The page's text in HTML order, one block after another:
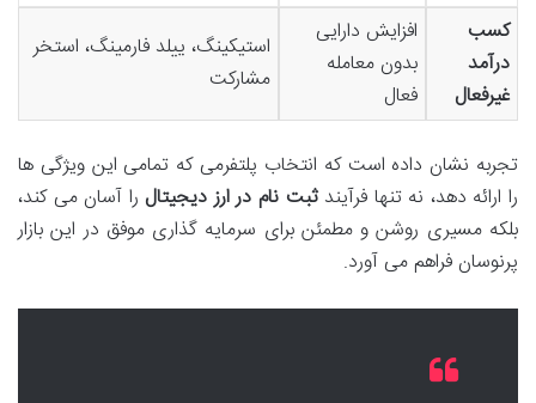
کسب
درآمد
غیرفعال
افزایش دارایی
بدون معامله
فعال
استیکینگ، ییلد فارمینگ، استخر
مشارکت
تجربه نشان داده است که انتخاب پلتفرمی که تمامی این ویژگی ها
را ارائه دهد، نه تنها فرآیندثبت نام در ارز دیجیتال را آسان می کند،
بلکه مسیری روشن و مطمئن برای سرمایه گذاری موفق در این بازار
پرنوسان فراهم می آورد.